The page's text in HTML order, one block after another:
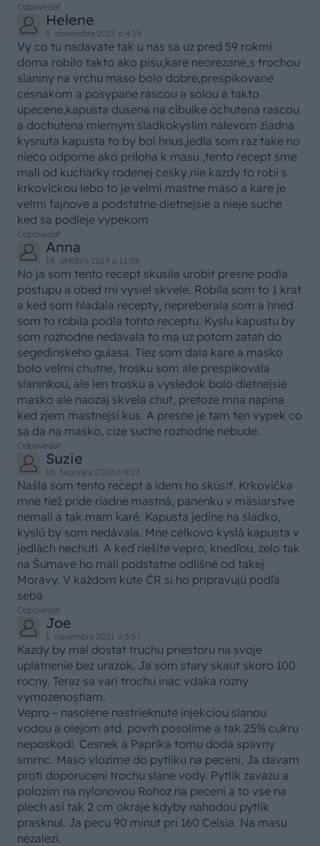
Odpovedať
Helene
5. novembra 2015 o 4:15
Vy co tu nadavate tak u nas sa uz pred 59 rokmi
doma robilo takto ako pisu,kare neorezane,s trochou
slaniny na vrchu maso bolo dobre,prespikovane
cesnakom a posypane rascou a solou a takto
upecene,kapusta dusena na cibulke ochutena rascou
a dochutena miernym sladkokyslim nalevom ziadna
kysnuta kapusta to by bol hnus,jedla som raz take no
nieco odporne ako priloha k masu ,tento recept sme
mali od kucharky rodenej cesky,nie kazdy to robi s
krkovickou lebo to je velmi mastne maso a kare je
velmi fajnove a podstatne dietnejsie a nieje suche
ked sa podleje vypekom
Odpovedať
Anna
19. októbra 2019 o 11:08
No ja som tento recept skusila urobit presne podla
postupu a obed mi vysiel skvele. Robila som to 1 krat
a ked som hladala recepty, nepreberala som a hned
som to robila podla tohto receptu. Kyslu kapustu by
som rozhodne nedavala to ma uz potom zatah do
segedinskeho gulasa. Tiez som dala kare a masko
bolo velmi chutne, trosku som ale prespikovala
slaninkou, ale len trosku a vysledok bolo dietnejsie
masko ale naozaj skvela chut, pretoze mna napina
ked zjem mastnejsi kus. A presne je tam ten vypek co
sa da na masko, cize suche rozhodne nebude.
Odpovedať
Suzie
16. februára 2020 o 8:23
Našla som tento recept a idem ho skúsiť. Krkovička
mne tiež príde riadne mastná, panenku v mäsiarstve
nemali a tak mam karé. Kapusta jedine na sladko,
kyslú by som nedávala. Mne celkovo kyslá kapusta v
jedlách nechuti. A keď riešite vepro, knedľou, zelo tak
na Šumave ho mali podstatne odlišné od takej
Moravy. V každom kúte ČR si ho pripravujú podľa
seba
Odpovedať
Joe
1. novembra 2021 o 5:57
Kazdy by mal dostat truchu priestoru na svoje
uplatnenie bez urazok. Ja som stary skaut skoro 100
rocny. Teraz sa vari trochu inac vdaka rozny
vymozenostiam.
Vepro – nasolene nastrieknute injekciou slanou
vodou a olejom atd. povrh posolime a tak 25% cukru
neposkodi. Cesnek a Paprika tomu doda spavny
smrnc. Maso vlozime do pytliku na peceni, Ja davam
proti doporuceni trochu slane vody. Pytlik zavazu a
polozim na nylonovou Rohoz na peceni a to vse na
plech asi tak 2 cm okraje kdyby nahodou pytlik
prasknul. Ja pecu 90 minut pri 160 Celsia. Na masu
nezalezi.